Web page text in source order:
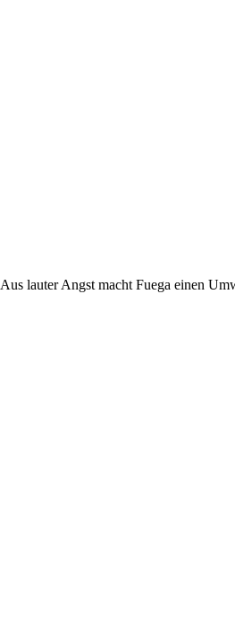
lauter Angst macht Fuega einen